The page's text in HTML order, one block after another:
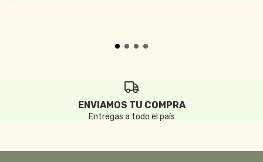
ENVIAMOS TU COMPRA
Entregas a todo el país